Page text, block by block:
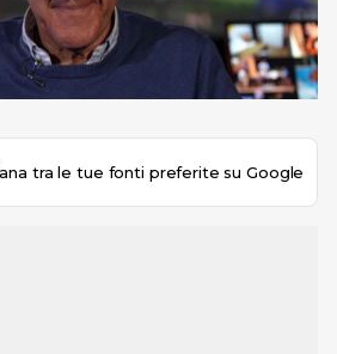
tra le tue fonti preferite su Google